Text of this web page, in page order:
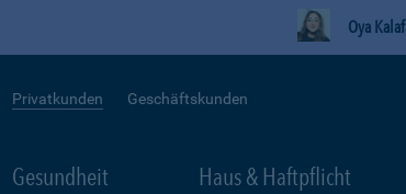
Oya
Privatkunden Geschäftskunden
Gesundheit Haus & Haftpflicht